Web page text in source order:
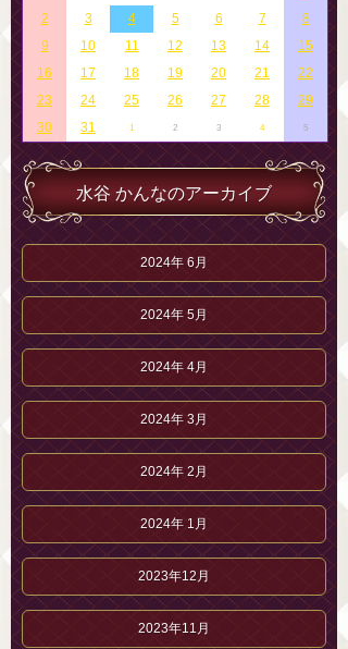
2
3 4 5 6 7
8
9
10 11 12 13 14
15
16
17 18 19 20 21
22
23
24 25 26 27 28
29
30
31 1 2 3 4 5
水谷 かんなのアーカイブ
2024年 6月
2024年 5月
2024年 4月
2024年 3月
2024年 2月
2024年 1月
2023年12月
2023年11月